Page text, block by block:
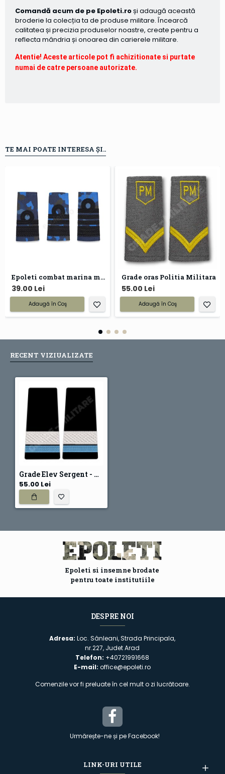
Comandă acum de pe Epoleti.roși adaugă această
broderie la colecția ta de produse militare. Încearcă
calitatea și precizia produselor noastre, create pentru a
reflecta mândria și onoarea din carierele militare.
Atentie! Aceste articole pot fi achizitionate si purtate
numai de catre persoane autorizate.
TE MAI POATE INTERESA ȘI..
Epoleti combat marina militara
39.00 Lei
Adaugă în Coş
Grade oras Politia Militara
55.00 Lei
Adaugă în Coş
RECENT VIZIUALIZATE
Grade Elev Sergent - Forte Navale oras - negru (Colegii Militare)
55.00 Lei
Epoleti si insemne brodate
pentru toate institutiile
DESPRE NOI
Adresa:Loc. Sânleani, Strada Principala,
nr.227, Judet Arad
Telefon: +40721991668
E-mail: office@epoleti.ro
Comenzile vor fi preluate în cel mult o zi lucrătoare.
Urmărește-ne și pe Facebook!
LINK-URI UTILE